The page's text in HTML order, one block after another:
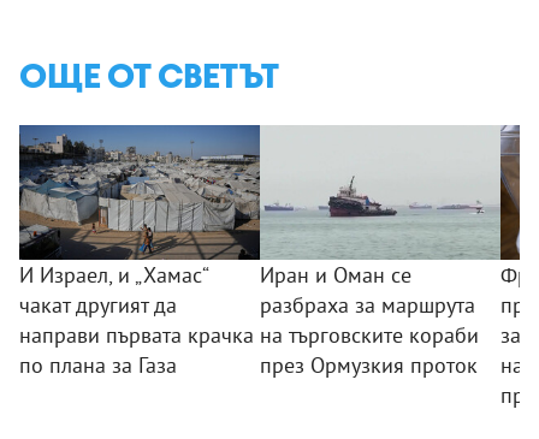
ОЩЕ ОТ СВЕТЪТ
И Израел, и „Хамас“
чакат другият да
направи първата крачка
по плана за Газа
Иран и Оман се
разбраха за маршрута
на търговските кораби
през Ормузкия проток